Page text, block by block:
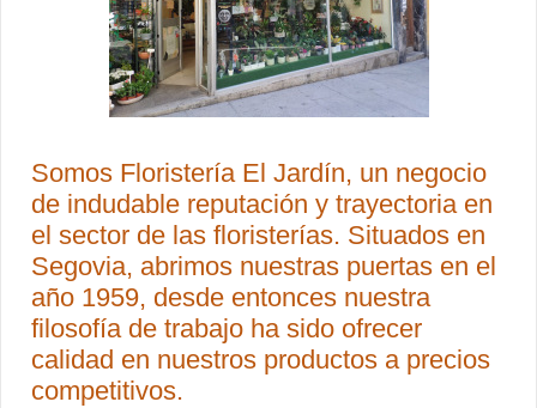
Somos Floristería El Jardín, un negocio
de indudable reputación y trayectoria en
el sector de las floristerías. Situados en
Segovia, abrimos nuestras puertas en el
año 1959, desde entonces nuestra
filosofía de trabajo ha sido ofrecer
calidad en nuestros productos a precios
competitivos.